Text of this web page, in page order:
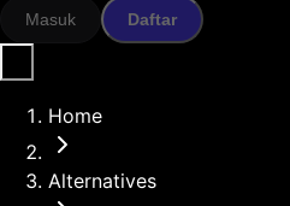
Masuk Daftar
Home
Alternatives